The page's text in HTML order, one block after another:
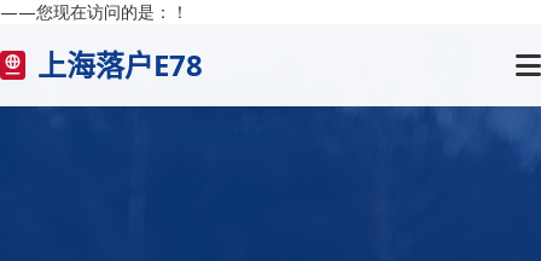
——您现在访问的是： ！